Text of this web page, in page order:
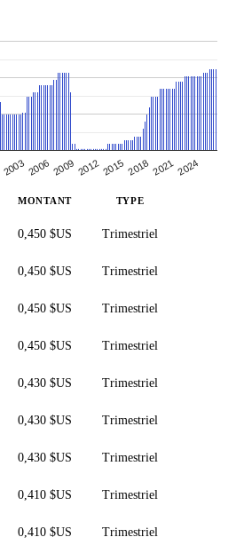
20032006 2009 20122015 201820212024
MONTANT TYPE
0,450 $US Trimestriel
0,450 $US Trimestriel
0,450 $US Trimestriel
0,450 $US Trimestriel
0,430 $US Trimestriel
0,430 $US Trimestriel
0,430 $US Trimestriel
0,410 $US Trimestriel
0,410 $US Trimestriel